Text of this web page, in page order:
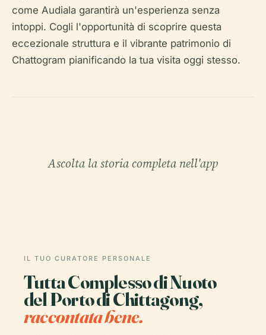
come Audiala garantirà un'esperienza senza
intoppi. Cogli l'opportunità di scoprire questa
eccezionale struttura e il vibrante patrimonio di
Chattogram pianificando la tua visita oggi stesso.
Ascolta la storia completa nell'app
IL TUO CURATORE PERSONALE
Tutta Complesso di Nuoto
del Porto di Chittagong,
raccontata bene.